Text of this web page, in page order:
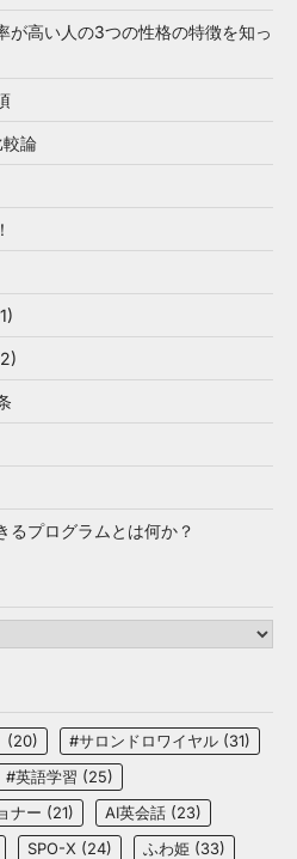
が高い人の3つの性格の特徴を知っ
論
るプログラムとは何か？
(20) #サロンドロワイヤル (31)
#英語学習 (25)
ナー (21) AI英会話 (23)
SPO-X (24) ふわ姫 (33)